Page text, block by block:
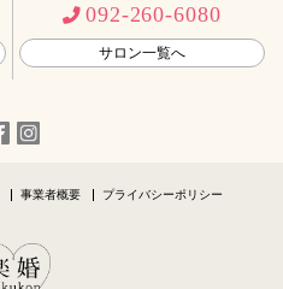
092-260-6080
サロン一覧へ
事業者概要 プライバシーポリシー